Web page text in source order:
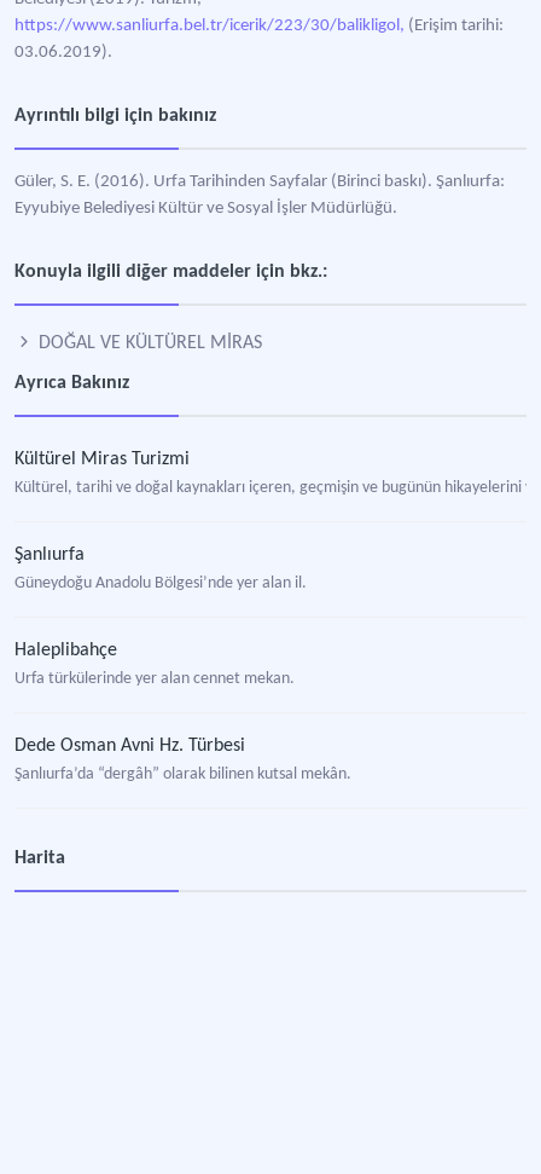
https://www.sanliurfa.bel.tr/icerik/223/30/balikligol, (Erişim tarihi:
03.06.2019).
Ayrıntılı bilgi için bakınız
Güler, S. E. (2016). Urfa Tarihinden Sayfalar (Birinci baskı). Şanlıurfa:
Eyyubiye Belediyesi Kültür ve Sosyal İşler Müdürlüğü.
Konuyla ilgili diğer maddeler için bkz.:
DOĞAL VE KÜLTÜREL MİRAS
Ayrıca Bakınız
Kültürel Miras Turizmi
Kültürel, tarihi ve doğal kaynakları içeren, geçmişin ve bugünün hikayelerini
Şanlıurfa
Güneydoğu Anadolu Bölgesi’nde yer alan il.
Haleplibahçe
Urfa türkülerinde yer alan cennet mekan.
Dede Osman Avni Hz. Türbesi
Şanlıurfa’da “dergâh” olarak bilinen kutsal mekân.
Harita